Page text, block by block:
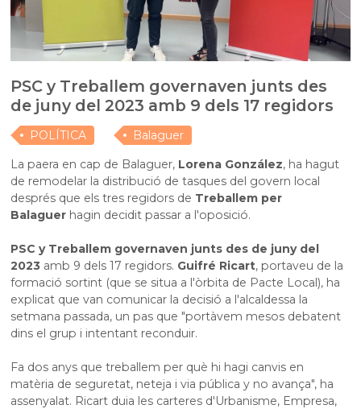
PSC y Treballem governaven junts des
de juny del 2023 amb 9 dels 17 regidors
POLÍTICA
Balaguer
La paera en cap de Balaguer, Lorena González, ha hagut
de remodelar la distribució de tasques del govern local
després que els tres regidors de Treballem per
Balaguer hagin decidit passar a l'oposició.
PSC y Treballem governaven junts des de juny del
2023 amb 9 dels 17 regidors. Guifré Ricart, portaveu de la
formació sortint (que se situa a l'òrbita de Pacte Local), ha
explicat que van comunicar la decisió a l'alcaldessa la
setmana passada, un pas que "portàvem mesos debatent
dins el grup i intentant reconduir.
Fa dos anys que treballem per què hi hagi canvis en
matèria de seguretat, neteja i via pública y no avança", ha
assenyalat. Ricart duia les carteres d'Urbanisme, Empresa,